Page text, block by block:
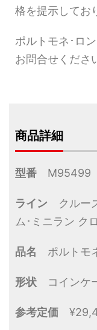
格を提示してお
ポルトモネ･ロ
お問合せくださ
商品詳細
型番 M95499
ライン クルー
ム･ミニラン ク
品名 ポルトモ
形状 コインケ
参考定価